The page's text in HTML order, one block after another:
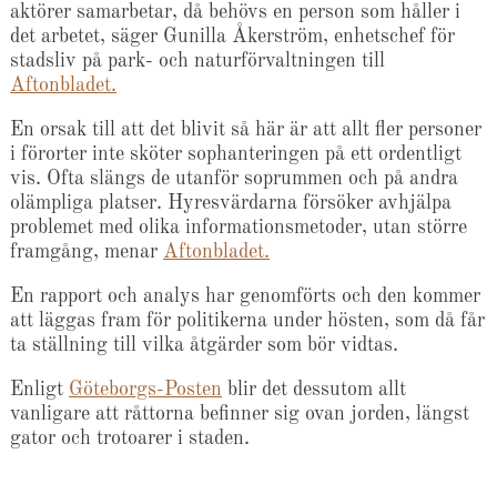
aktörer samarbetar, då behövs en person som håller i
det arbetet, säger Gunilla Åkerström, enhetschef för
stadsliv på park- och naturförvaltningen till
Aftonbladet.
En orsak till att det blivit så här är att allt fler personer
i förorter inte sköter sophanteringen på ett ordentligt
vis. Ofta slängs de utanför soprummen och på andra
olämpliga platser. Hyresvärdarna försöker avhjälpa
problemet med olika informationsmetoder, utan större
framgång, menar Aftonbladet.
En rapport och analys har genomförts och den kommer
att läggas fram för politikerna under hösten, som då får
ta ställning till vilka åtgärder som bör vidtas.
Enligt Göteborgs-Posten blir det dessutom allt
vanligare att råttorna befinner sig ovan jorden, längst
gator och trotoarer i staden.